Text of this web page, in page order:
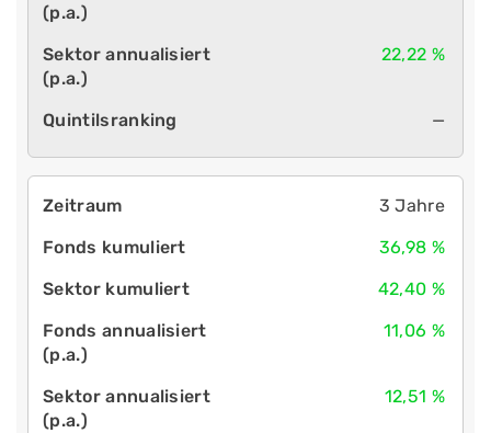
22,22 %
—
3 Jahre
36,98 %
42,40 %
11,06 %
12,51 %